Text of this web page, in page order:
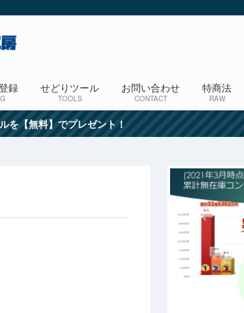
録 せどりツール
TOOLS
お問い合わせ
CONTACT
特商法
RAW
を【無料】でプレゼント！